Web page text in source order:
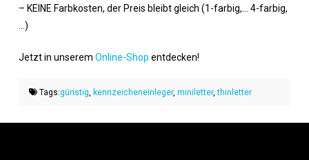
– KEINE Farbkosten, der Preis bleibt gleich (1-farbig,… 4-farbig,
…)
Jetzt in unserem Online-Shop entdecken!
Tags:günstig, kennzeicheneinleger,miniletter,thinletter